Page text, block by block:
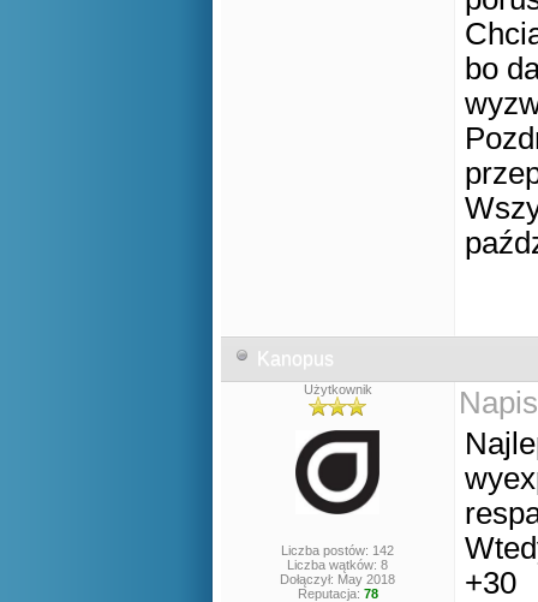
bo
Kanopus
Użytkownik
Liczba postów: 142
Liczba wątków: 8
Dołączył: May 2018
Reputacja: 78
+30